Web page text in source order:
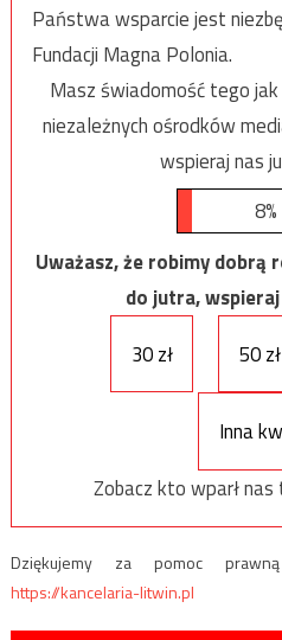
Państwa wsparcie jest
Fundacji Magna Polonia.
Masz świadomość tego
niezależnych ośrodków
wspieraj nas
8%
Uważasz, że robimy dobrą
do jutra,
30 zł
50 zł
Inna
Zobacz kto wparł nas
Dziękujemy za pomoc
https://kancelaria-litwin.pl